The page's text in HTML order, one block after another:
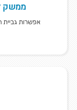
ממשק
אפשרות